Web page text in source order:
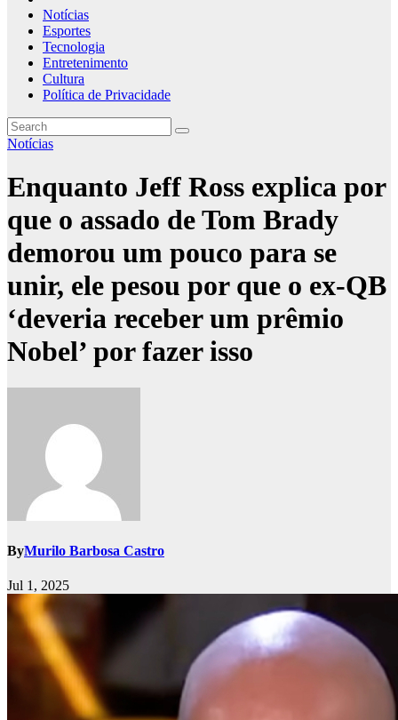
Notícias
Esportes
Tecnologia
Entretenimento
Cultura
Política de Privacidade
Notícias
Enquanto Jeff Ross explica por
que o assado de Tom Brady
demorou um pouco para se
unir, ele pesou por que o ex-QB
‘deveria receber um prêmio
Nobel’ por fazer isso
ByMurilo Barbosa Castro
Jul 1, 2025